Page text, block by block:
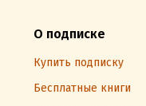
О подписке
Купить подписку
Бесплатные книги